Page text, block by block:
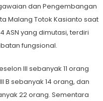
dan Pengembangan
Malang Totok Kasianto saat
yang dimutasi, terdiri
fungsional.
III sebanyak 11 orang
sebanyak 14 orang, dan
22 orang. Sementara